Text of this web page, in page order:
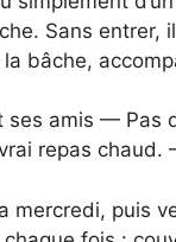
Sans entrer,
bâche,
ses amis — Pas
repas chaud.
mercredi, puis